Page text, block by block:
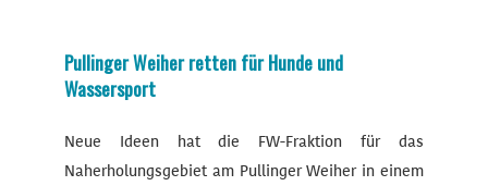
Pullinger Weiher retten für Hunde und
Wassersport
Neue Ideen hat die FW-Fraktion für das
Naherholungsgebiet am Pullinger Weiher in einem